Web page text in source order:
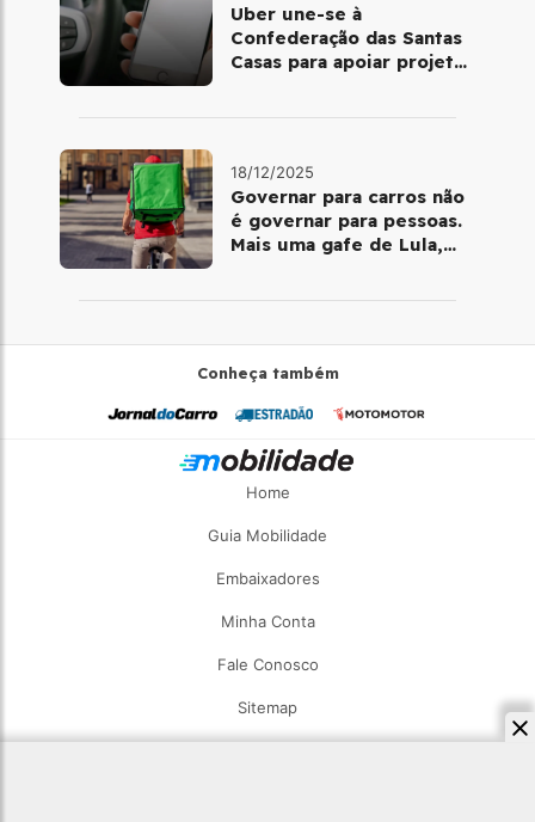
Uber une-se à
Confederação das Santas
Casas para apoiar projetos
18/12/2025
Governar para carros não
é governar para pessoas.
Mais uma gafe de Lula,
Conheça também
Home
Guia Mobilidade
Embaixadores
Minha Conta
Fale Conosco
Sitemap